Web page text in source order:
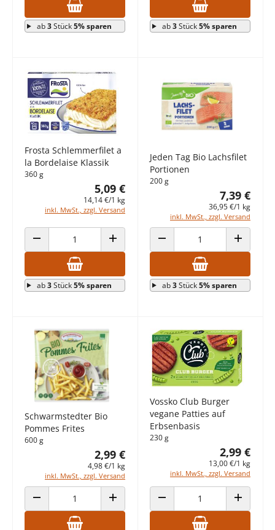
ab3Stück5% sparen ab3Stück5% sparen
Frosta Schlemmerfilet a
la Bordelaise Klassik
360 g
5,09 €
14,14 €/1 kg
inkl. MwSt., zzgl. Versand
ANZAHL VERRINGERN ANZAHL ERHÖHEN
ab3Stück5% sparen
Jeden Tag Bio Lachsfilet
Portionen
200 g
7,39 €
36,95 €/1 kg
inkl. MwSt., zzgl. Versand
ANZAHL VERRINGERN ANZAHL
ab3Stück5% sparen
Schwarmstedter Bio
Pommes Frites
600 g
2,99 €
4,98 €/1 kg
inkl. MwSt., zzgl. Versand
ANZAHL VERRINGERN ANZAHL ERHÖHEN
Vossko Club Burger
vegane Patties auf
Erbsenbasis
230 g
2,99 €
13,00 €/1 kg
inkl. MwSt., zzgl. Versand
ANZAHL VERRINGERN ANZAHL